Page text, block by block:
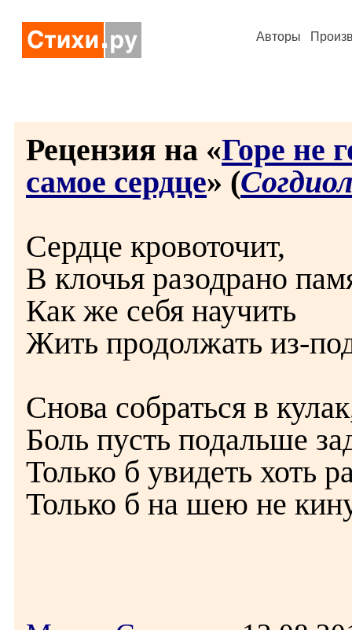
Авторы
Рецензия на «Горе не
самое сердце» (
Сердце кровоточит,
В клочья разодрано
Как же себя научить
Жить продолжать из-
Снова собраться в
Боль пусть подальше
Только б увидеть хоть
Только б на шею не